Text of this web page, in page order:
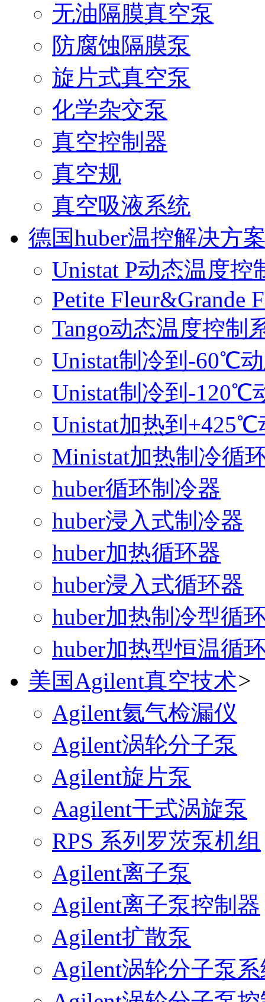
无油隔膜真空泵
防腐蚀隔膜泵
旋片式真空泵
化学杂交泵
真空控制器
真空规
真空吸液系统
德国huber温控解决方
Unistat P动态温度控
Petite Fleur&Grande
Tango动态温度控制
Unistat制冷到-60℃
Unistat制冷到-120℃
Unistat加热到
Ministat加热制冷循
huber循环制冷器
huber浸入式制冷器
huber加热循环器
huber浸入式循环器
huber加热制冷型循
huber加热型恒温循
美国Agilent真空技术>
Agilent氦气检漏仪
Agilent涡轮分子泵
Agilent旋片泵
Aagilent干式涡旋泵
RPS 系列罗茨泵机组
Agilent离子泵
Agilent离子泵控制器
Agilent扩散泵
Agilent涡轮分子泵